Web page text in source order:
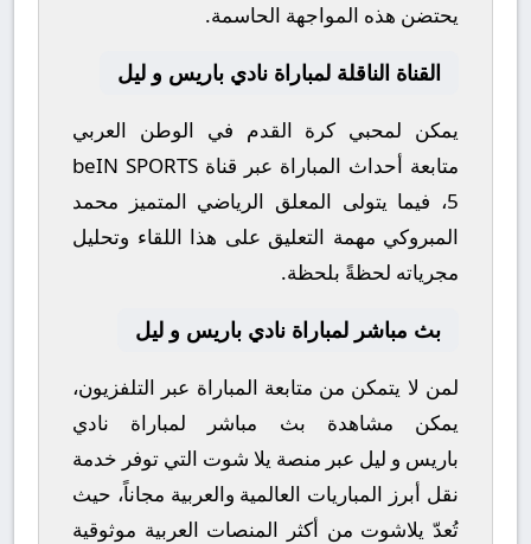
يحتضن هذه المواجهة الحاسمة.
القناة الناقلة لمباراة نادي باريس و ليل
يمكن لمحبي كرة القدم في الوطن العربي
متابعة أحداث المباراة عبر قناة beIN SPORTS
5، فيما يتولى المعلق الرياضي المتميز محمد
المبروكي مهمة التعليق على هذا اللقاء وتحليل
مجرياته لحظةً بلحظة.
بث مباشر لمباراة نادي باريس و ليل
لمن لا يتمكن من متابعة المباراة عبر التلفزيون،
يمكن مشاهدة بث مباشر لمباراة نادي
باريس و ليل عبر منصة يلا شوت التي توفر خدمة
نقل أبرز المباريات العالمية والعربية مجاناً، حيث
تُعدّ يلاشوت من أكثر المنصات العربية موثوقية